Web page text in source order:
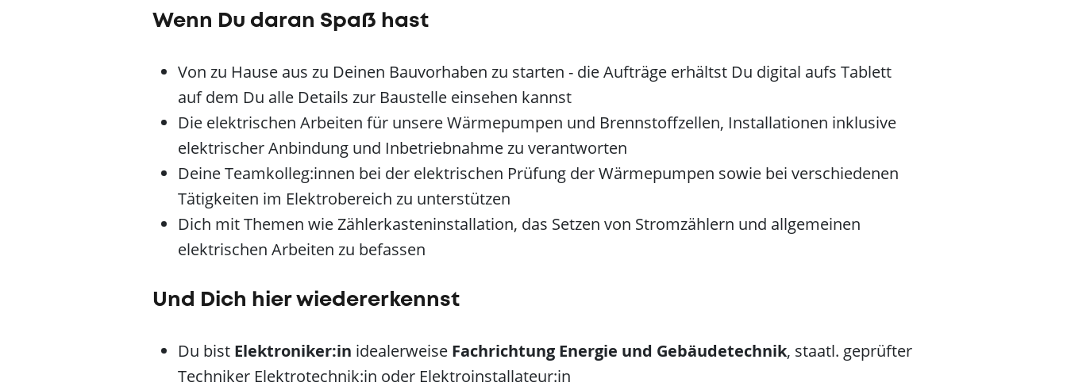
Wenn Du daran Spaß hast
Von zu Hause aus zu Deinen Bauvorhaben zu starten - die Aufträge erhältst Du digital aufs Tablett
auf dem Du alle Details zur Baustelle einsehen kannst
Die elektrischen Arbeiten für unsere Wärmepumpen und Brennstoffzellen, Installationen inklusive
elektrischer Anbindung und Inbetriebnahme zu verantworten
Deine Teamkolleg:innen bei der elektrischen Prüfung der Wärmepumpen sowie bei verschiedenen
Tätigkeiten im Elektrobereich zu unterstützen
Dich mit Themen wie Zählerkasteninstallation, das Setzen von Stromzählern und allgemeinen
elektrischen Arbeiten zu befassen
Und Dich hier wiedererkennst
Du bist Elektroniker:in idealerweise Fachrichtung Energie und Gebäudetechnik, staatl. geprüfter
Techniker Elektrotechnik:in oder Elektroinstallateur:in